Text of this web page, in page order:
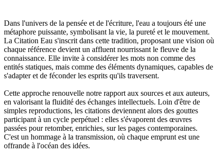
Dans l'univers de la pensée et de l'écriture, l'eau a toujours été une
métaphore puissante, symbolisant la vie, la pureté et le mouvement.
La Citation Eau s'inscrit dans cette tradition, proposant une vision où
chaque référence devient un affluent nourrissant le fleuve de la
connaissance. Elle invite à considérer les mots non comme des
entités statiques, mais comme des éléments dynamiques, capables de
s'adapter et de féconder les esprits qu'ils traversent.
Cette approche renouvelle notre rapport aux sources et aux auteurs,
en valorisant la fluidité des échanges intellectuels. Loin d'être de
simples reproductions, les citations deviennent alors des gouttes
participant à un cycle perpétuel : elles s'évaporent des œuvres
passées pour retomber, enrichies, sur les pages contemporaines.
C'est un hommage à la transmission, où chaque emprunt est une
offrande à l'océan des idées.